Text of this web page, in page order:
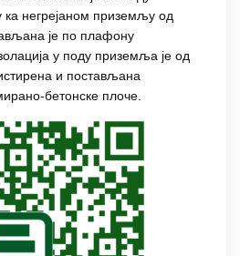
ка негрејаном приземљу од
је по плафону
у поду приземља је од
и постављана
бетонске плоче.